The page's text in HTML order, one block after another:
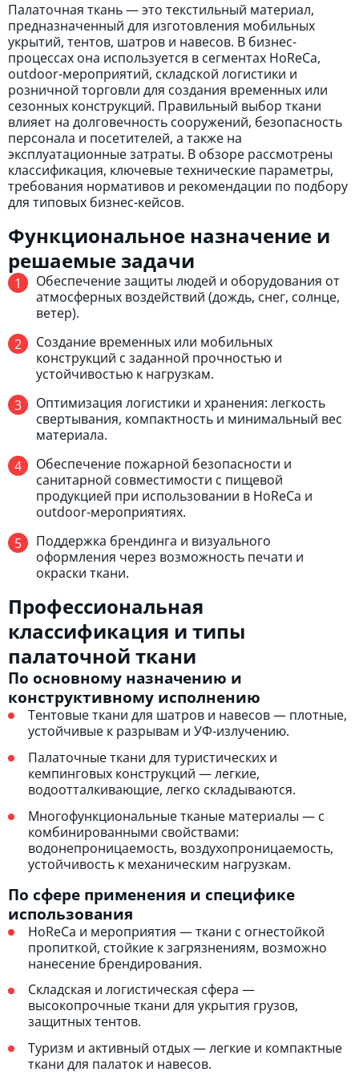
Палаточная ткань — это текстильный материал,
предназначенный для изготовления мобильных
укрытий, тентов, шатров и навесов. В бизнес-
процессах она используется в сегментах HoReCa,
outdoor-мероприятий, складской логистики и
розничной торговли для создания временных или
сезонных конструкций. Правильный выбор ткани
влияет на долговечность сооружений, безопасность
персонала и посетителей, а также на
эксплуатационные затраты. В обзоре рассмотрены
классификация, ключевые технические параметры,
требования нормативов и рекомендации по подбору
для типовых бизнес-кейсов.
Функциональное назначение и
решаемые задачи
Обеспечение защиты людей и оборудования от
атмосферных воздействий (дождь, снег, солнце,
ветер).
Создание временных или мобильных
конструкций с заданной прочностью и
устойчивостью к нагрузкам.
Оптимизация логистики и хранения: легкость
свертывания, компактность и минимальный вес
материала.
Обеспечение пожарной безопасности и
санитарной совместимости с пищевой
продукцией при использовании в HoReCa и
outdoor-мероприятиях.
Поддержка брендинга и визуального
оформления через возможность печати и
окраски ткани.
Профессиональная
классификация и типы
палаточной ткани
По основному назначению и
конструктивному исполнению
Тентовые ткани для шатров и навесов — плотные,
устойчивые к разрывам и УФ-излучению.
Палаточные ткани для туристических и
кемпинговых конструкций — легкие,
водоотталкивающие, легко складываются.
Многофункциональные тканые материалы — с
комбинированными свойствами:
водонепроницаемость, воздухопроницаемость,
устойчивость к механическим нагрузкам.
По сфере применения и специфике
использования
HoReCa и мероприятия — ткани с огнестойкой
пропиткой, стойкие к загрязнениям, возможно
нанесение брендирования.
Складская и логистическая сфера —
высокопрочные ткани для укрытия грузов,
защитных тентов.
Туризм и активный отдых — легкие и компактные
ткани для палаток и навесов.